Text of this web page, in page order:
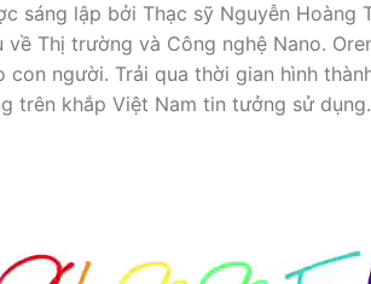
sáng lập bởi Thạc sỹ Nguyễn Hoàng
về Thị trường và Công nghệ Nano.
con người. Trải qua thời gian hình
trên khắp Việt Nam tin tưởng sử dụng.